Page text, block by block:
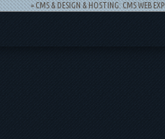
= CMS & DESIGN & HOSTING: CMS WEB